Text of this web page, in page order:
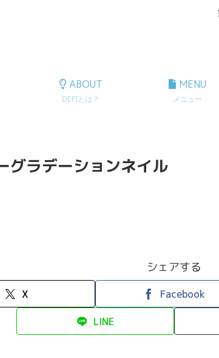
ABOUT
DEFIとは？
MENU
メニュー
グラデーションネイル
シェアする
X Facebook
LINE